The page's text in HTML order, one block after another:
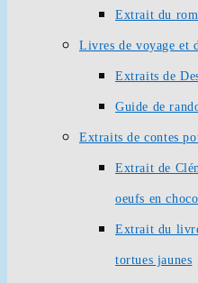
Extrait du
Livres de voyage et
Extraits de
Guide de
Extraits de contes
Extrait de
oeufs en
Extrait du
tortues jaunes